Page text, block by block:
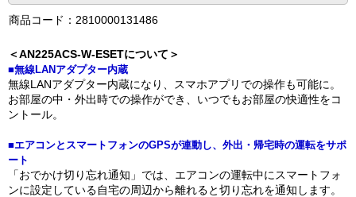
商品コード：2810000131486
＜AN225ACS-W-ESETについて＞
■無線LANアダプター内蔵
無線LANアダプター内蔵になり、スマホアプリでの操作も可能に。
お部屋の中・外出時での操作ができ、いつでもお部屋の快適性をコ
ントール。
■エアコンとスマートフォンのGPSが連動し、外出・帰宅時の運転をサポ
ート
「おでかけ切り忘れ通知」では、エアコンの運転中にスマートフォ
ンに設定している自宅の周辺から離れると切り忘れを通知します。